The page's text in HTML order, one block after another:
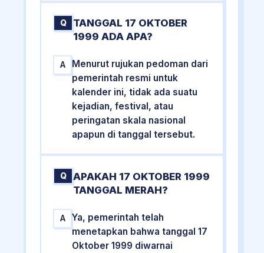
Q
TANGGAL 17 OKTOBER
1999 ADA APA?
A
Menurut rujukan pedoman dari
pemerintah resmi untuk
kalender ini, tidak ada suatu
kejadian, festival, atau
peringatan skala nasional
apapun di tanggal tersebut.
Q
APAKAH 17 OKTOBER 1999
TANGGAL MERAH?
A
Ya, pemerintah telah
menetapkan bahwa tanggal 17
Oktober 1999 diwarnai